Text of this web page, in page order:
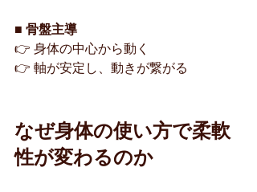
■ 骨盤主導
👉 身体の中心から動く
👉 軸が安定し、動きが繋がる
なぜ身体の使い方で柔軟
性が変わるのか